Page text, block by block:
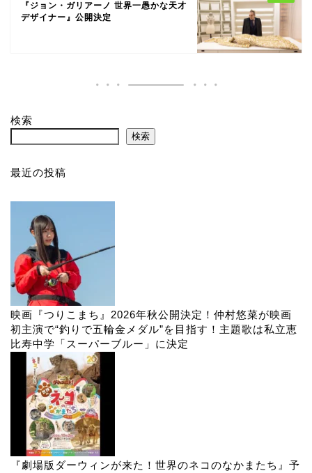
『ジョン・ガリアーノ 世界一愚かな天才
デザイナー』公開決定
検索
検索
最近の投稿
映画『つりこまち』2026年秋公開決定！仲村悠菜が映画
初主演で“釣りで五輪金メダル”を目指す！主題歌は私立恵
比寿中学「スーパーブルー」に決定
『劇場版ダーウィンが来た！世界のネコのなかまたち』予